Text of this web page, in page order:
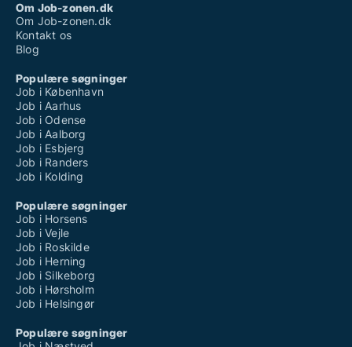
Om Job-zonen.dk
Om Job-zonen.dk
Kontakt os
Blog
Populære søgninger
Job i København
Job i Aarhus
Job i Odense
Job i Aalborg
Job i Esbjerg
Job i Randers
Job i Kolding
Populære søgninger
Job i Horsens
Job i Vejle
Job i Roskilde
Job i Herning
Job i Silkeborg
Job i Hørsholm
Job i Helsingør
Populære søgninger